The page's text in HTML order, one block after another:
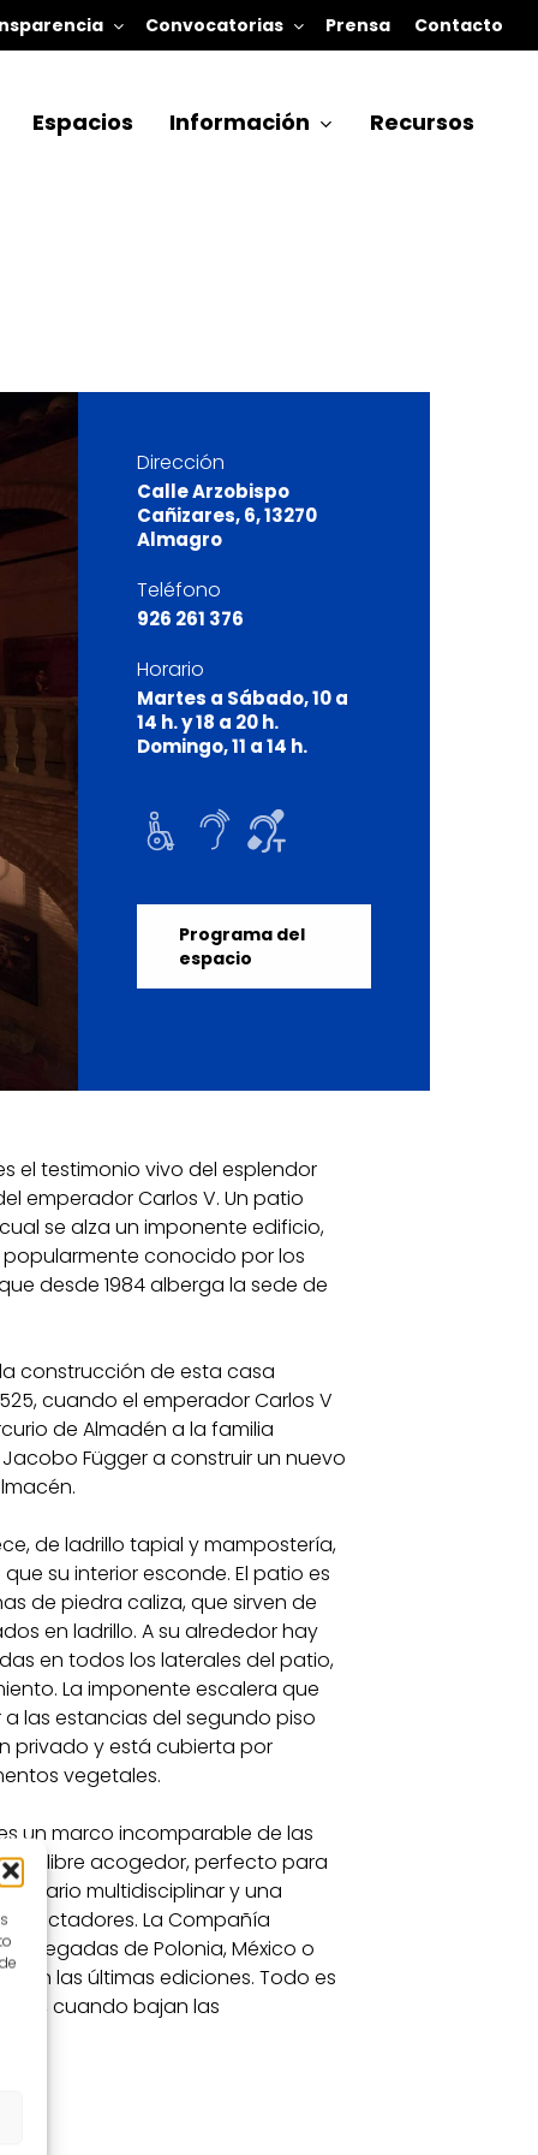
Convocatorias Prensa Contacto
Espacios Información Recursos
Dirección
Calle Arzobispo
Cañizares, 6, 13270
Almagro
Teléfono
926 261 376
Horario
Martes a Sábado, 10 a
14 h. y 18 a 20 h.
Domingo, 11 a 14 h.
Programa del
espacio
el testimonio vivo del esplendor
emperador Carlos V. Un patio
se alza un imponente edificio,
conocido por los
desde 1984 alberga la sede de
construcción de esta casa
cuando el emperador Carlos V
de Almadén a la familia
Függer a construir un nuevo
de ladrillo tapial y mampostería,
su interior esconde. El patio es
de piedra caliza, que sirven de
en ladrillo. A su alrededor hay
en todos los laterales del patio,
La imponente escalera que
las estancias del segundo piso
privado y está cubierta por
vegetales.
un marco incomparable de las
aire libre acogedor, perfecto para
multidisciplinar y una
La Compañía
llegadas de Polonia, México o
en las últimas ediciones. Todo es
aún, cuando bajan las